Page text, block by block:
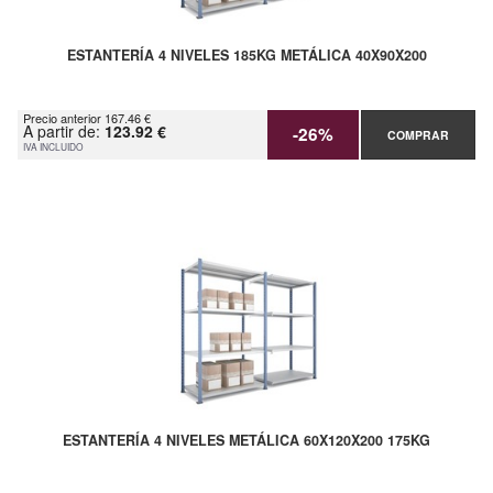
ESTANTERÍA 4 NIVELES 185KG METÁLICA 40X90X200
Precio anterior 167.46 €
A partir de: 123.92 €
IVA INCLUIDO -26% COMPRAR
ESTANTERÍA 4 NIVELES METÁLICA 60X120X200 175KG